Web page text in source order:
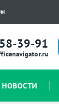
39-91
НОВОСТИ